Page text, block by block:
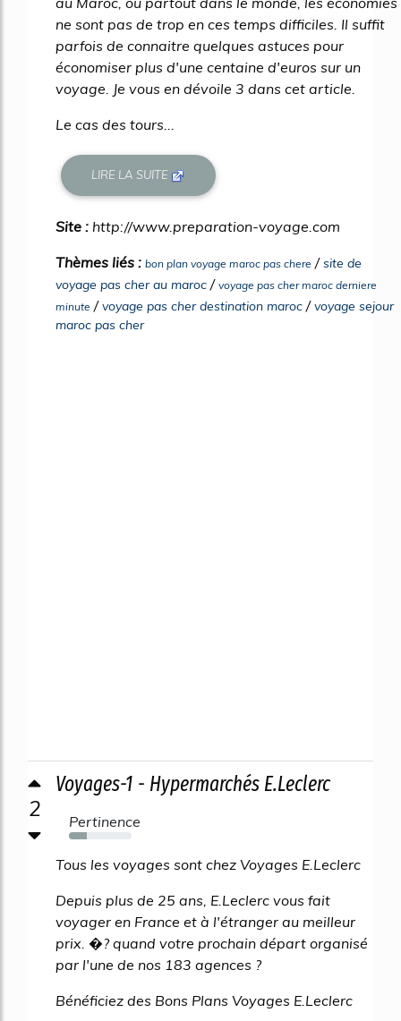
ne sont pas de trop en ces temps difficiles. Il suffit
parfois de connaitre quelques astuces pour
économiser plus d'une centaine d'euros sur un
voyage. Je vous en dévoile 3 dans cet article.
Le cas des tours...
LIRE LA SUITE
Site : http://www.preparation-voyage.com
Thèmes liés : bon plan voyage maroc pas chere /site de
voyage pas cher au maroc / voyage pas cher maroc derniere
minute /voyage pas cher destination maroc /voyage sejour
maroc pas cher
2
Voyages-1 - Hypermarchés E.Leclerc
Pertinence
28%
Tous les voyages sont chez Voyages E.Leclerc
Depuis plus de 25 ans, E.Leclerc vous fait
voyager en France et à l'étranger au meilleur
prix. �? quand votre prochain départ organisé
par l'une de nos 183 agences ?
Bénéficiez des Bons Plans Voyages E.Leclerc